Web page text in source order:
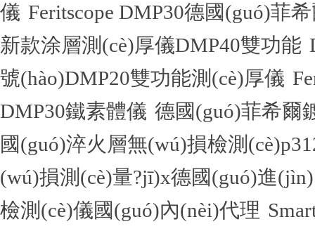
儀 Feritscope DMP30德國(guó)菲
新款涂層測(cè)厚儀DMP40雙功能
號(hào)DMP20雙功能測(cè)厚儀
DMP30鐵素體儀 德國(guó)菲希爾
國(guó)淬火層無(wú)損檢測
(wú)損測(cè)量?jī)x德國(guó)進
檢測(cè)儀國(guó)內(nèi)代理